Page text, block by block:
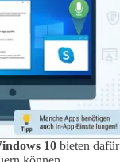
10 bieten dafür